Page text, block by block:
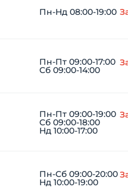
Пн-Нд 08:00-19:00
Пн-Пт 09:00-17:00
Сб 09:00-14:00
Пн-Пт 09:00-19:00
Сб 09:00-18:00
Нд 10:00-17:00
Пн-Сб 09:00-20:00
Нд 10:00-19:00